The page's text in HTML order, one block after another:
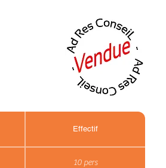
Effectif
10 pers